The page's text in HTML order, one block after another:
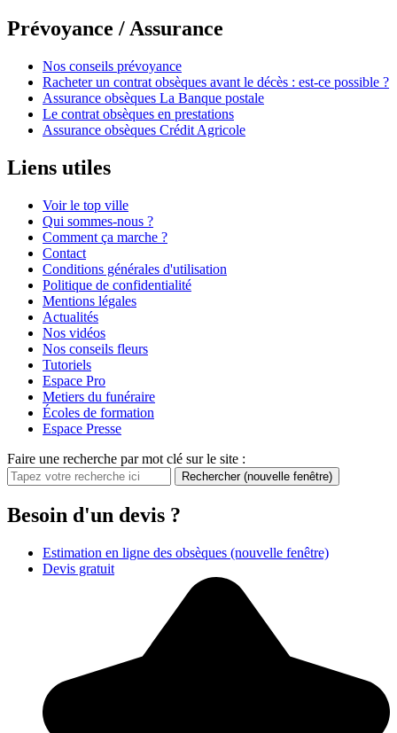
Prévoyance / Assurance
Nos conseils prévoyance
Racheter un contrat obsèques avant le décès : est-ce possible ?
Assurance obsèques La Banque postale
Le contrat obsèques en prestations
Assurance obsèques Crédit Agricole
Liens utiles
Voir le top ville
Qui sommes-nous ?
Comment ça marche ?
Contact
Conditions générales d'utilisation
Politique de confidentialité
Mentions légales
Actualités
Nos vidéos
Nos conseils fleurs
Tutoriels
Espace Pro
Metiers du funéraire
Écoles de formation
Espace Presse
Faire une recherche par mot clé sur le site :
Rechercher (nouvelle fenêtre)
Besoin d'un devis ?
Estimation en ligne des obsèques (nouvelle fenêtre)
Devis gratuit